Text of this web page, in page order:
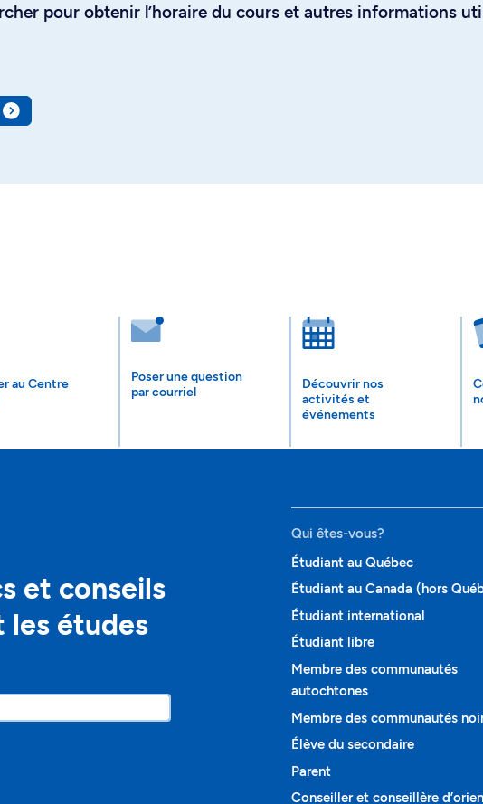
pour obtenir l’horaire du cours et autres informations
au Centre
Poser une question
par courriel
Découvrir nos
activités et
événements
et conseils
les études
Qui êtes-vous?
Étudiant au Québec
Étudiant au Canada (hors
Étudiant international
Étudiant libre
Membre des communautés
autochtones
Membre des communautés
Élève du secondaire
Parent
Conseiller et conseillère